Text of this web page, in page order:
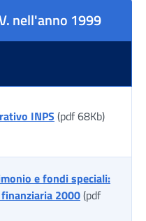
nell'anno 1999
INPS (pdf 68Kb)
e fondi speciali:
2000(pdf